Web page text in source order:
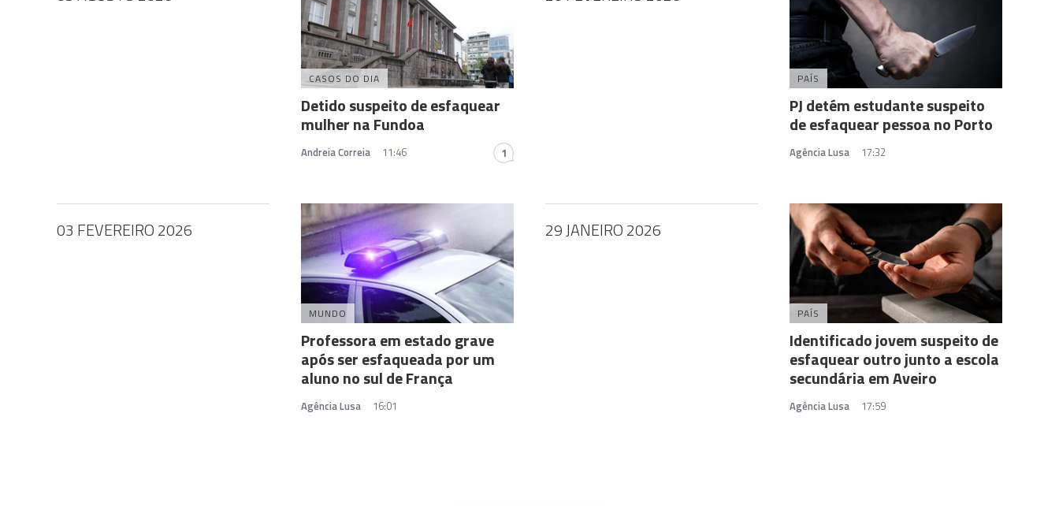
CASOS DO DIA
Detido suspeito de esfaquear
mulher na Fundoa
Andreia Correia 11:46 1
PAÍS
PJ detém estudante suspeito
de esfaquear pessoa no Porto
Agência Lusa 17:32
03 FEVEREIRO 2026
MUNDO
Professora em estado grave
após ser esfaqueada por um
aluno no sul de França
Agência Lusa 16:01
29 JANEIRO 2026
PAÍS
Identificado jovem suspeito de
esfaquear outro junto a escola
secundária em Aveiro
Agência Lusa 17:59